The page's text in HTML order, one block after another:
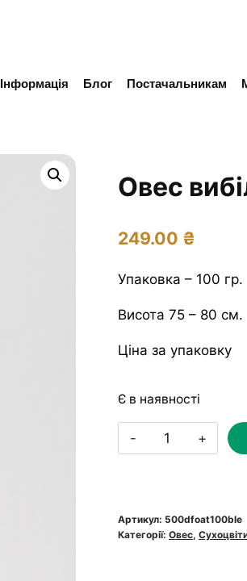
Інформація Блог Постачальникам
Овес
249.00 ₴
Упаковка – 100 гр.
Висота 75 – 80 см.
Ціна за упаковку
Є в наявності
Овес
вибілений
кількість
Артикул: 500dfoat100ble
Категорії: Овес,